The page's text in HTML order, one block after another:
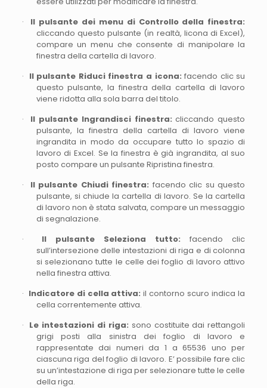
· Il pulsante dei menu di Controllo della finestra:
cliccando questo pulsante (in realtà, licona di Excel),
compare un menu che consente di manipolare la
finestra della cartella di lavoro.
· Il pulsante Riduci finestra a icona:facendo clic su
questo pulsante, la finestra della cartella di lavoro
viene ridotta alla sola barra del titolo.
· Il pulsante Ingrandisci finestra:cliccando questo
pulsante, la finestra della cartella di lavoro viene
ingrandita in modo da occupare tutto lo spazio di
lavoro di Excel. Se la finestra è già ingrandita, al suo
posto compare un pulsante Ripristina finestra.
· Il pulsante Chiudi finestra: facendo clic su questo
pulsante, si chiude la cartella di lavoro. Se la cartella
di lavoro non è stata salvata, compare un messaggio
di segnalazione.
· Il pulsante Seleziona tutto:facendo clic
sull’intersezione delle intestazioni di riga e di colonna
si selezionano tutte le celle dei foglio di lavoro attivo
nella finestra attiva.
· Indicatore di cella attiva:il contorno scuro indica la
cella correntemente attiva.
· Le intestazioni di riga: sono costituite dai rettangoli
grigi posti alla sinistra dei foglio di lavoro e
rappresentate dai numeri da 1 a 65536 uno per
ciascuna riga del foglio di lavoro. E’ possibile fare clic
su un’intestazione di riga per selezionare tutte le celle
della riga.